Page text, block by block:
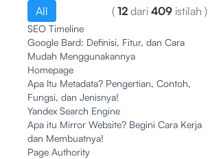
All ( 12 dari 409 istilah )
SEO Timeline
Google Bard: Definisi, Fitur, dan Cara
Mudah Menggunakannya
Homepage
Apa Itu Metadata? Pengertian, Contoh,
Fungsi, dan Jenisnya!
Yandex Search Engine
Apa itu Mirror Website? Begini Cara Kerja
dan Membuatnya!
Page Authority